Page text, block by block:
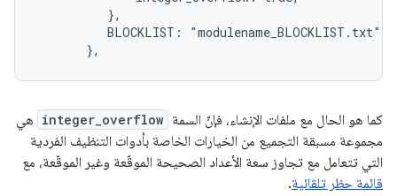
          },
          BLOCKLIST: "modulename_BLOCKLIST.txt",
       },
كما هو الحال مع ملفات الإنشاء، فإنّ السمة integer_overflow هي
مجموعة مسبقة التجميع من الخيارات الخاصة بأدوات التنظيف الفردية
التي تتعامل مع تجاوز سعة الأعداد الصحيحة الموقّعة وغير الموقّعة، مع
قائمة حظر تلقائية.